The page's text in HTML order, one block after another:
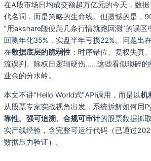
在A股市场日均成交额超万亿元的今天，数据
代名词，而是策略的生命线。但遗憾的是，
“用akshare随便爬几条行情就跑回测”的误
回测年化35%，实盘半年亏损22%。问题出
在数据底层的脆弱性 ：时序错位、复权失真
流误判、除权日逻辑硬伤……这些看似琐碎的
业余的分水岭。
本文不讲“Hello World式”API调用，而是以机
从股票专家实战视角出发，系统拆解如何用
靠性、强可追溯、合规可审计的股票数据抓
实产线经验，含完整可运行代码（已通过
数据压力验证）。